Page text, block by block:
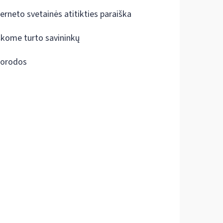
svetainės atitikties paraiška
turto savininkų